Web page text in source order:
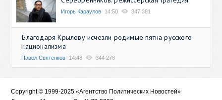
Игорь Караулов 14:50 347 381
Благодаря Крылову исчезли родимые пятна русского
национализма
Павел Святенков 14:48 344 278
Copyright © 1999-2025 «Агентство Политических Новостей»